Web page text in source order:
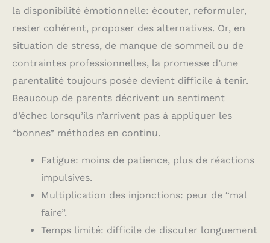
la disponibilité émotionnelle: écouter, reformuler,
rester cohérent, proposer des alternatives. Or, en
situation de stress, de manque de sommeil ou de
contraintes professionnelles, la promesse d’une
parentalité toujours posée devient difficile à tenir.
Beaucoup de parents décrivent un sentiment
d’échec lorsqu’ils n’arrivent pas à appliquer les
“bonnes” méthodes en continu.
Fatigue: moins de patience, plus de réactions
impulsives.
Multiplication des injonctions: peur de “mal
faire”.
Temps limité: difficile de discuter longuement